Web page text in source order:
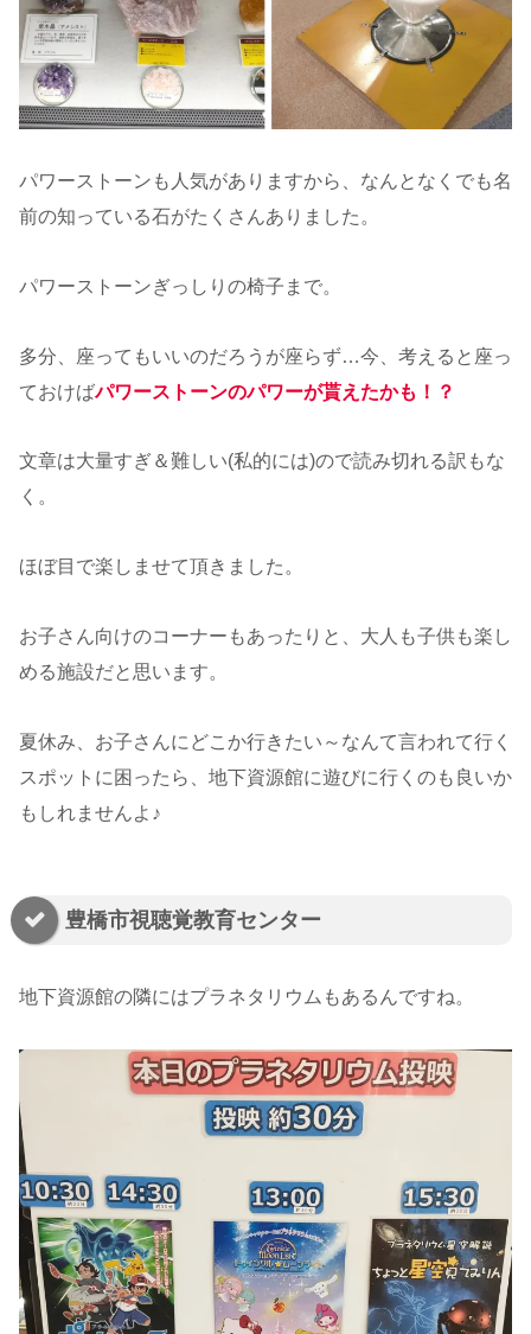
パワーストーンも人気がありますから、なんとなくでも名
前の知っている石がたくさんありました。
パワーストーンぎっしりの椅子まで。
多分、座ってもいいのだろうが座らず…今、考えると座っ
ておけばパワーストーンのパワーが貰えたかも！？
文章は大量すぎ＆難しい(私的には)ので読み切れる訳もな
く。
ほぼ目で楽しませて頂きました。
お子さん向けのコーナーもあったりと、大人も子供も楽し
める施設だと思います。
夏休み、お子さんにどこか行きたい～なんて言われて行く
スポットに困ったら、地下資源館に遊びに行くのも良いか
もしれませんよ♪
豊橋市視聴覚教育センター
地下資源館の隣にはプラネタリウムもあるんですね。